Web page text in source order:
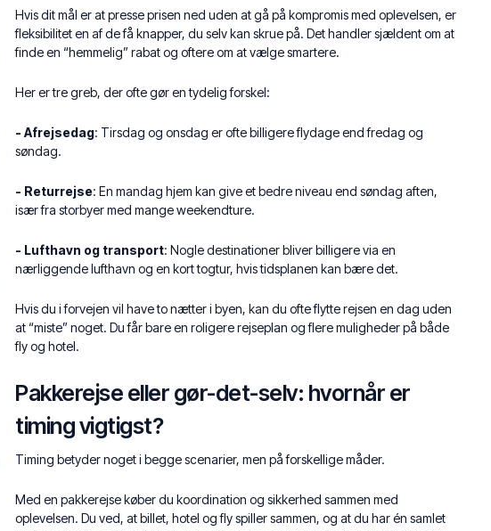
Hvis dit mål er at presse prisen ned uden at gå på kompromis med oplevelsen, er
fleksibilitet en af de få knapper, du selv kan skrue på. Det handler sjældent om at
finde en “hemmelig” rabat og oftere om at vælge smartere.
Her er tre greb, der ofte gør en tydelig forskel:
- Afrejsedag: Tirsdag og onsdag er ofte billigere flydage end fredag og
søndag.
- Returrejse: En mandag hjem kan give et bedre niveau end søndag aften,
især fra storbyer med mange weekendture.
- Lufthavn og transport: Nogle destinationer bliver billigere via en
nærliggende lufthavn og en kort togtur, hvis tidsplanen kan bære det.
Hvis du i forvejen vil have to nætter i byen, kan du ofte flytte rejsen en dag uden
at “miste” noget. Du får bare en roligere rejseplan og flere muligheder på både
fly og hotel.
Pakkerejse eller gør-det-selv: hvornår er
timing vigtigst?
Timing betyder noget i begge scenarier, men på forskellige måder.
Med en pakkerejse køber du koordination og sikkerhed sammen med
oplevelsen. Du ved, at billet, hotel og fly spiller sammen, og at du har én samlet